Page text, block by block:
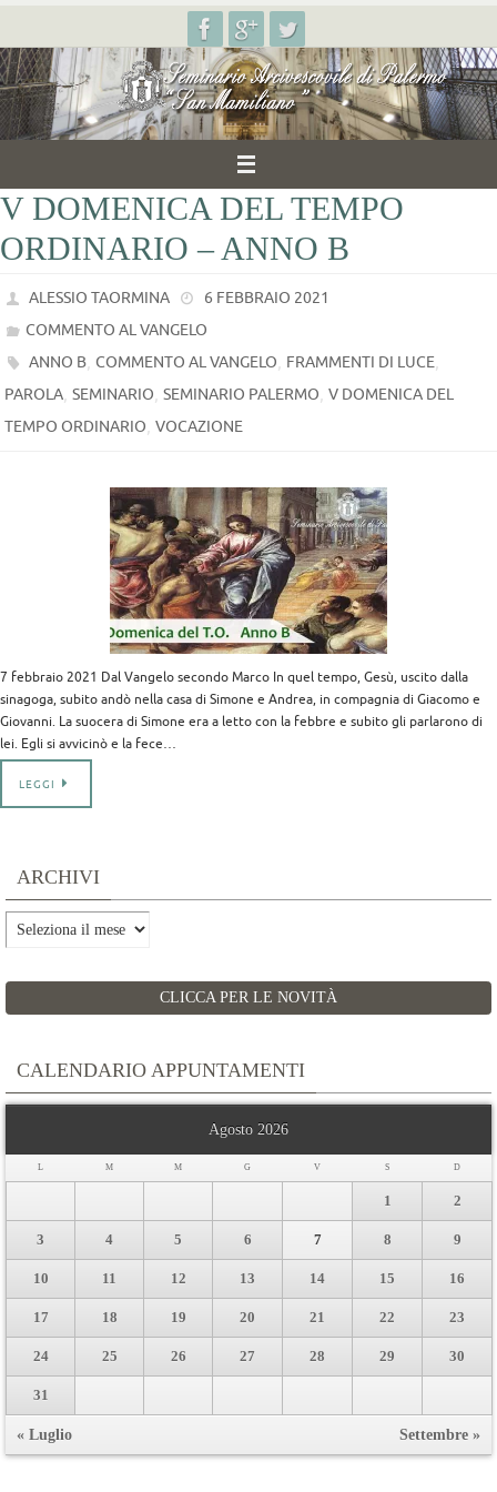
contenuto
V DOMENICA DEL TEMPO
ORDINARIO – ANNO B
ALESSIO TAORMINA
6 FEBBRAIO 2021
COMMENTO AL VANGELO
ANNO B,COMMENTO AL VANGELO, FRAMMENTI DI LUCE,
PAROLA, SEMINARIO, SEMINARIO PALERMO, V DOMENICA DEL
TEMPO ORDINARIO, VOCAZIONE
7 febbraio 2021 Dal Vangelo secondo Marco In quel tempo, Gesù, uscito dalla
sinagoga, subito andò nella casa di Simone e Andrea, in compagnia di Giacomo e
Giovanni. La suocera di Simone era a letto con la febbre e subito gli parlarono di
lei. Egli si avvicinò e la fece…
LEGGI
ARCHIVI
Archivi
CLICCA PER LE NOVITÀ
CALENDARIO APPUNTAMENTI
Agosto 2026
L M M G V S D
1 2
3 4 5 6 7 8 9
10 11 12 13 14 15 16
17 18 19 20 21 22 23
24 25 26 27 28 29 30
31
« Luglio Settembre »